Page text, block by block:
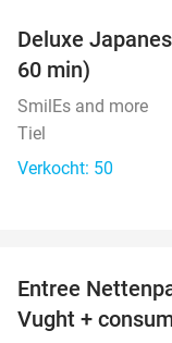
Deluxe
60 min)
SmilEs and more
Tiel
Verkocht: 50
Entree
Vught +